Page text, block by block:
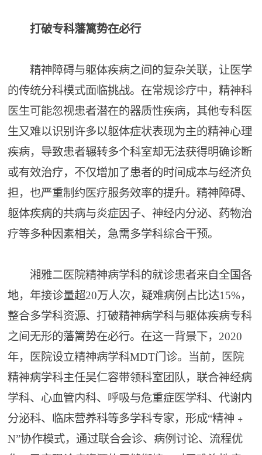
打破专科藩篱势在必行
精神障碍与躯体疾病之间的复杂关联，让医学
的传统分科模式面临挑战。在常规诊疗中，精神科
医生可能忽视患者潜在的器质性疾病，其他专科医
生又难以识别许多以躯体症状表现为主的精神心理
疾病，导致患者辗转多个科室却无法获得明确诊断
或有效治疗，不仅增加了患者的时间成本与经济负
担，也严重制约医疗服务效率的提升。精神障碍、
躯体疾病的共病与炎症因子、神经内分泌、药物治
疗等多种因素相关，急需多学科综合干预。
湘雅二医院精神病学科的就诊患者来自全国各
地，年接诊量超20万人次，疑难病例占比达15%，
整合多学科资源、打破精神病学科与躯体疾病专科
之间无形的藩篱势在必行。在这一背景下，2020
年，医院设立精神病学科MDT门诊。当前，医院
精神病学科主任吴仁容带领科室团队，联合神经病
学科、心血管内科、呼吸与危重症医学科、代谢内
分泌科、临床营养科等多学科专家，形成“精神﹢
N”协作模式，通过联合会诊、病例讨论、流程优